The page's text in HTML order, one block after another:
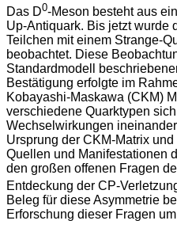
Das D0-Meson besteht aus
Up-Antiquark. Bis jetzt wurde
Teilchen mit einem Strange-
beobachtet. Diese
Standardmodell
Bestätigung erfolgte im
Kobayashi-Maskawa (CKM)
verschiedene Quarktypen
Wechselwirkungen
Ursprung der CKM-Matrix
Quellen und Manifestationen
den großen offenen Fragen
Entdeckung der CP-
Beleg für diese Asymmetrie
Erforschung dieser Fragen